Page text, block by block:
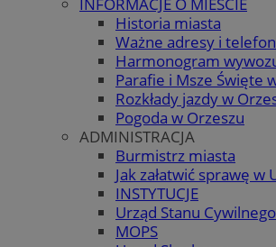
Historia miasta
Ważne adresy i
Harmonogram
Parafie i Msze Święte
Rozkłady jazdy w
Pogoda w Orzeszu
ADMINISTRACJA
Burmistrz miasta
Jak załatwić sprawę w
INSTYTUCJE
Urząd Stanu Cywilnego
MOPS